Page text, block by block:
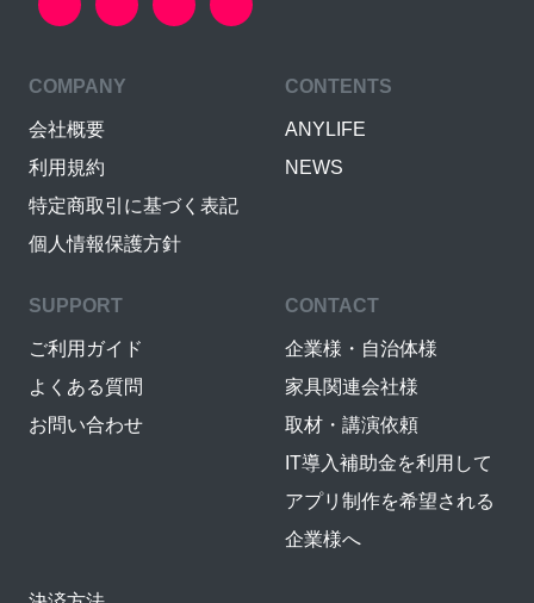
COMPANY
会社概要
利用規約
特定商取引に基づく表記
個人情報保護方針
CONTENTS
ANYLIFE
NEWS
SUPPORT
ご利用ガイド
よくある質問
お問い合わせ
CONTACT
企業様・自治体様
家具関連会社様
取材・講演依頼
IT導入補助金を利用して
アプリ制作を希望される
企業様へ